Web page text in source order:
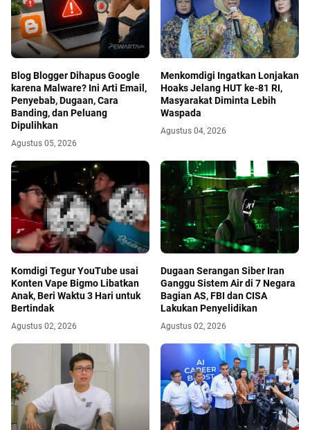
Blog Blogger Dihapus Google
karena Malware? Ini Arti Email,
Penyebab, Dugaan, Cara
Banding, dan Peluang
Dipulihkan
Agustus 05, 2026
Menkomdigi Ingatkan Lonjakan
Hoaks Jelang HUT ke-81 RI,
Masyarakat Diminta Lebih
Waspada
Agustus 04, 2026
Komdigi Tegur YouTube usai
Konten Vape Bigmo Libatkan
Anak, Beri Waktu 3 Hari untuk
Bertindak
Agustus 02, 2026
Dugaan Serangan Siber Iran
Ganggu Sistem Air di 7 Negara
Bagian AS, FBI dan CISA
Lakukan Penyelidikan
Agustus 02, 2026